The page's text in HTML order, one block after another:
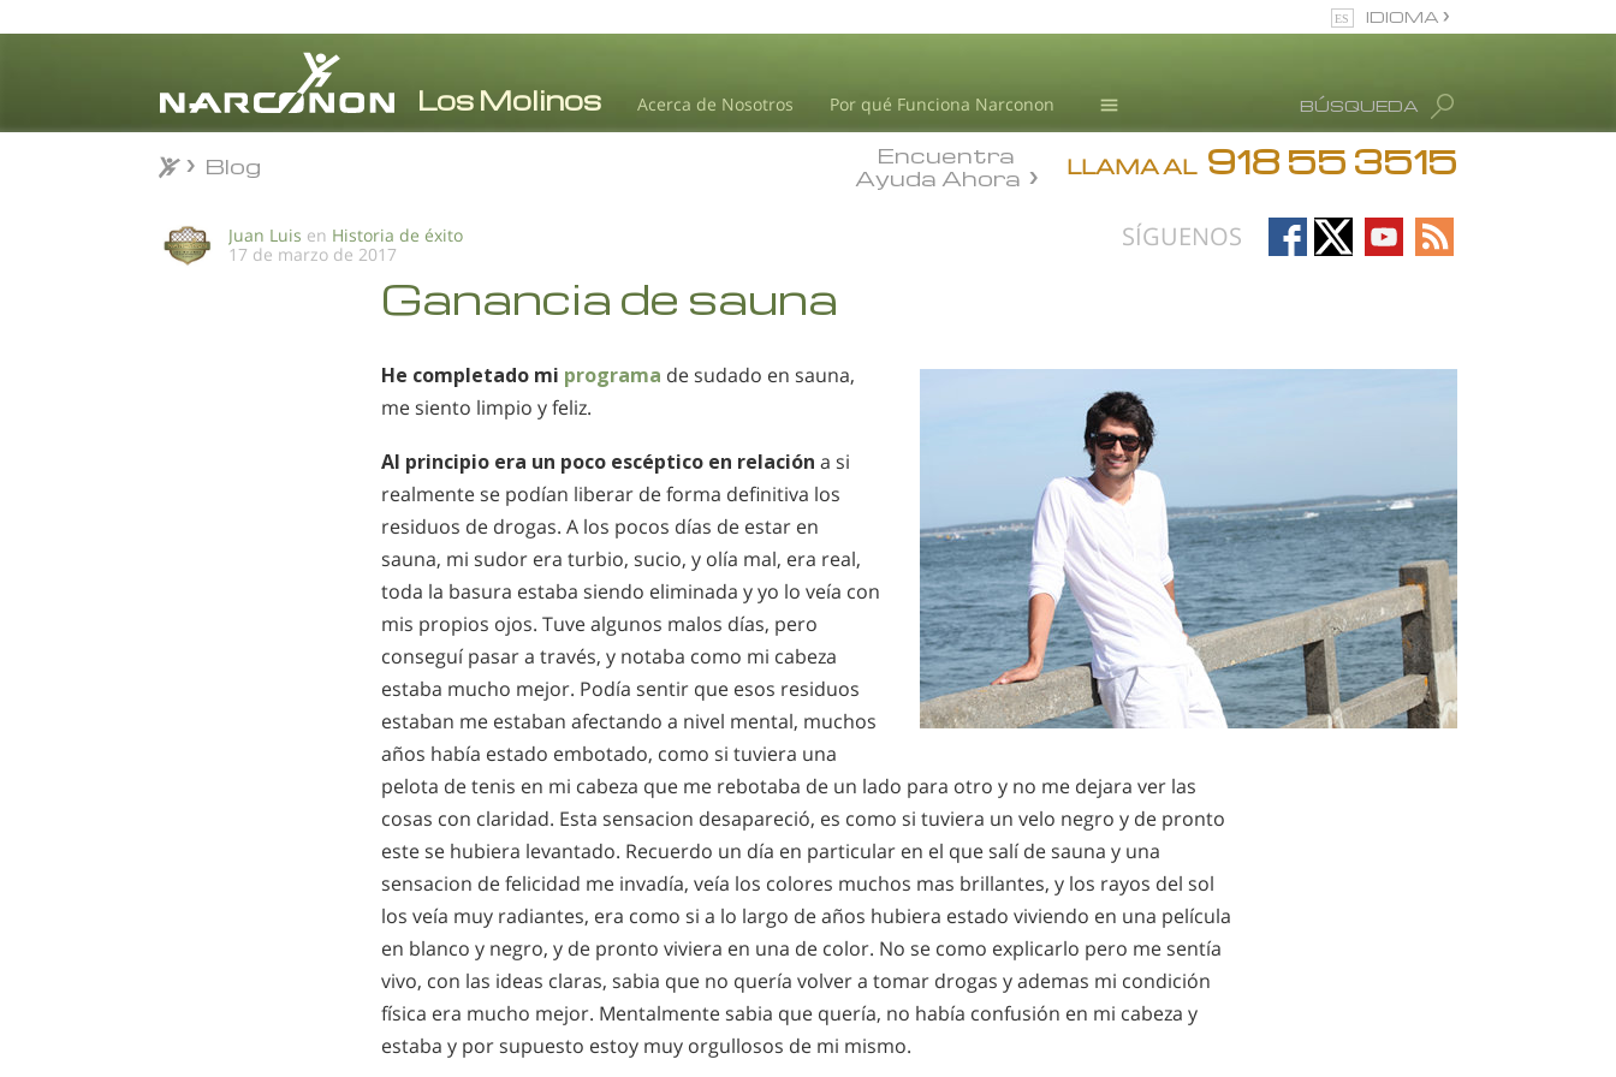
Acerca de Nosotros Por qué Funciona Narconon BÚSQUEDA
IDIOMA
Todas las Regiones/Idiomas
LLAMA AL 918 55 3515
Encuentra
Ayuda Ahora
Blog
SÍGUENOS
Follow
on
Follow
on
Follow
on
Follow
on
Juan Luis en Historia de éxito
17 de marzo de 2017
Ganancia de sauna
He completado mi programa de sudado en sauna,
me siento limpio y feliz.
Al principio era un poco escéptico en relación a si
realmente se podían liberar de forma definitiva los
residuos de drogas. A los pocos días de estar en
sauna, mi sudor era turbio, sucio, y olía mal, era real,
toda la basura estaba siendo eliminada y yo lo veía con
mis propios ojos. Tuve algunos malos días, pero
conseguí pasar a través, y notaba como mi cabeza
estaba mucho mejor. Podía sentir que esos residuos
estaban me estaban afectando a nivel mental, muchos
años había estado embotado, como si tuviera una
pelota de tenis en mi cabeza que me rebotaba de un lado para otro y no me dejara ver las
cosas con claridad. Esta sensacion desapareció, es como si tuviera un velo negro y de pronto
este se hubiera levantado. Recuerdo un día en particular en el que salí de sauna y una
sensacion de felicidad me invadía, veía los colores muchos mas brillantes, y los rayos del sol
los veía muy radiantes, era como si a lo largo de años hubiera estado viviendo en una película
en blanco y negro, y de pronto viviera en una de color. No se como explicarlo pero me sentía
vivo, con las ideas claras, sabia que no quería volver a tomar drogas y ademas mi condición
física era mucho mejor. Mentalmente sabia que quería, no había confusión en mi cabeza y
estaba y por supuesto estoy muy orgullosos de mi mismo.
Blog